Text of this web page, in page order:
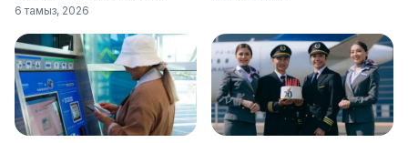
6 тамыз, 2026